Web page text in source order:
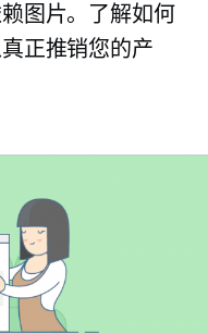
图片。了解如何
正推销您的产